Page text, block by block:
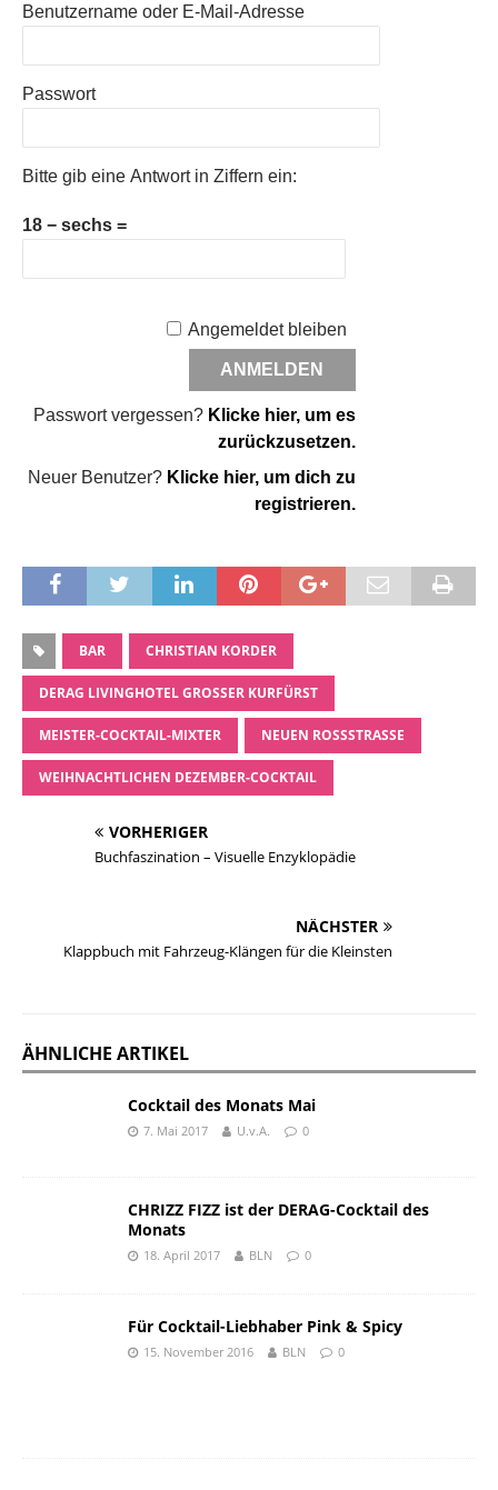
Benutzername oder E-Mail-Adresse
Passwort
Bitte gib eine Antwort in Ziffern ein:
18 − sechs =
Angemeldet bleiben
Passwort vergessen? Klicke hier, um es
zurückzusetzen.
Neuer Benutzer? Klicke hier, um dich zu
registrieren.
BAR CHRISTIAN KORDER
DERAG LIVINGHOTEL GROSSER KURFÜRST
MEISTER-COCKTAIL-MIXTER NEUEN ROSSSTRASSE
WEIHNACHTLICHEN DEZEMBER-COCKTAIL
VORHERIGER
Buchfaszination – Visuelle Enzyklopädie
NÄCHSTER
Klappbuch mit Fahrzeug-Klängen für die Kleinsten
ÄHNLICHE ARTIKEL
Cocktail des Monats Mai
7. Mai 2017 U.v.A. 0
CHRIZZ FIZZ ist der DERAG-Cocktail des
Monats
18. April 2017 BLN 0
Für Cocktail-Lieb­haber Pink & Spicy
15. November 2016 BLN 0